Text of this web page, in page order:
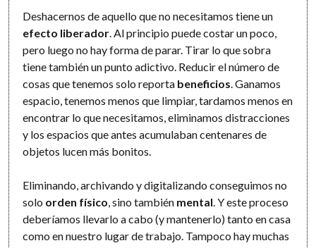
Deshacernos de aquello que no necesitamos tiene un
efecto liberador . Al principio puede costar un poco,
pero luego no hay forma de parar. Tirar lo que sobra
tiene también un punto adictivo. Reducir el número de
cosas que tenemos solo reporta beneficios . Ganamos
espacio, tenemos menos que limpiar, tardamos menos en
encontrar lo que necesitamos, eliminamos distracciones
y los espacios que antes acumulaban centenares de
objetos lucen más bonitos.
Eliminando, archivando y digitalizando conseguimos no
solo orden físico , sino también mental . Y este proceso
deberíamos llevarlo a cabo (y mantenerlo) tanto en casa
como en nuestro lugar de trabajo. Tampoco hay muchas